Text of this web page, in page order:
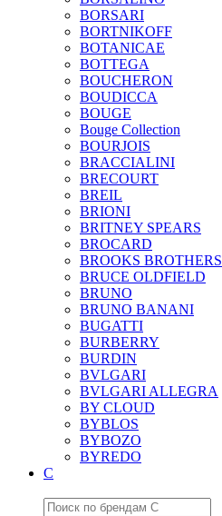
BORSARI
BORTNIKOFF
BOTANICAE
BOTTEGA
BOUCHERON
BOUDICCA
BOUGE
Bouge Collection
BOURJOIS
BRACCIALINI
BRECOURT
BREIL
BRIONI
BRITNEY SPEARS
BROCARD
BROOKS BROTHERS
BRUCE OLDFIELD
BRUNO
BRUNO BANANI
BUGATTI
BURBERRY
BURDIN
BVLGARI
BVLGARI ALLEGRA
BY CLOUD
BYBLOS
BYBOZO
BYREDO
C